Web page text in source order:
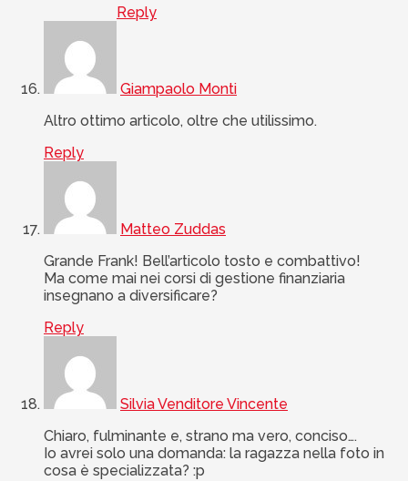
Reply
Giampaolo Monti
Altro ottimo articolo, oltre che utilissimo.
Reply
Matteo Zuddas
Grande Frank! Bell’articolo tosto e combattivo!
Ma come mai nei corsi di gestione finanziaria
insegnano a diversificare?
Reply
Silvia Venditore Vincente
Chiaro, fulminante e, strano ma vero, conciso….
Io avrei solo una domanda: la ragazza nella foto in
cosa è specializzata? :p